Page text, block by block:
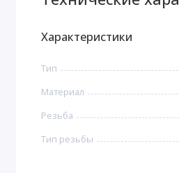
Характеристики
Тип
Материал
Резьба
Тип резьбы